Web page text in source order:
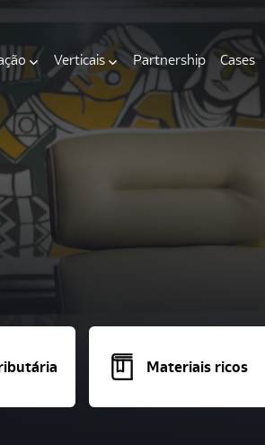
Verticais Partnership Cases
Materiais ricos